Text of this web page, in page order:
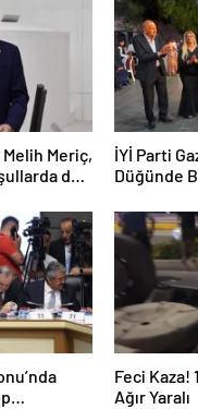
Meriç,
dar
İYİ Parti
Düğünde
Feci Kaza!
Ağır Yaralı